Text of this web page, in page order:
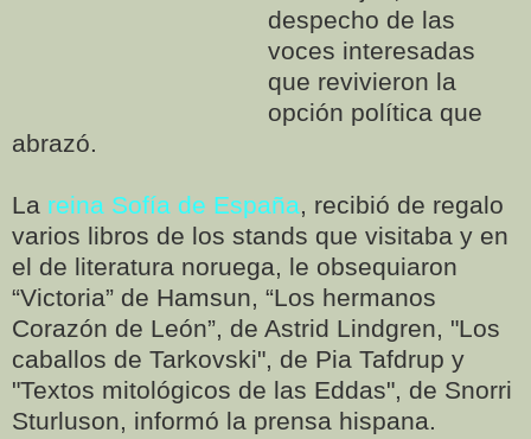
despecho de las
voces interesadas
que revivieron la
opción política que
abrazó.
La reina Sofía de España, recibió de regalo
varios libros de los stands que visitaba y en
el de literatura noruega, le obsequiaron
“Victoria” de Hamsun, “Los hermanos
Corazón de León”, de Astrid Lindgren, "Los
caballos de Tarkovski", de Pia Tafdrup y
"Textos mitológicos de las Eddas", de Snorri
Sturluson, informó la prensa hispana.